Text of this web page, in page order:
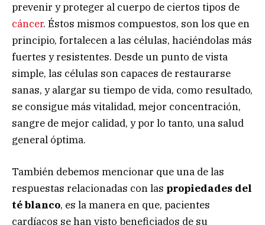
prevenir y proteger al cuerpo de ciertos tipos de
cáncer. Éstos mismos compuestos, son los que en
principio, fortalecen a las células, haciéndolas más
fuertes y resistentes. Desde un punto de vista
simple, las células son capaces de restaurarse
sanas, y alargar su tiempo de vida, como resultado,
se consigue más vitalidad, mejor concentración,
sangre de mejor calidad, y por lo tanto, una salud
general óptima.
También debemos mencionar que una de las
respuestas relacionadas con las propiedades del
té blanco, es la manera en que, pacientes
cardíacos se han visto beneficiados de su